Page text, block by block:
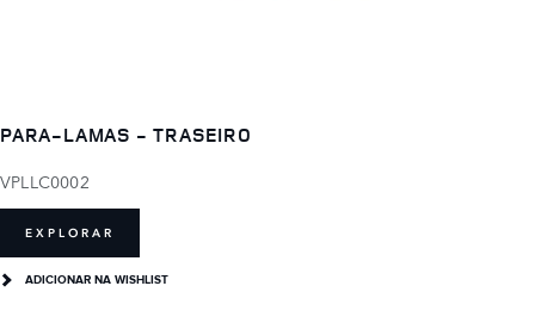
PARA-LAMAS - TRASEIRO
VPLLC0002
EXPLORAR
ADICIONAR NA WISHLIST